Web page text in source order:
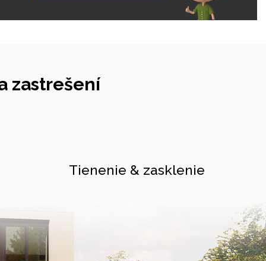
zastrešení
Tienenie & zasklenie